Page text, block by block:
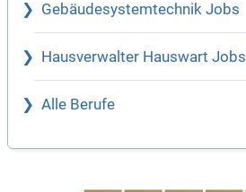
Gebäudesystemtechnik Jobs
Hausverwalter Hauswart Jobs
Alle Berufe